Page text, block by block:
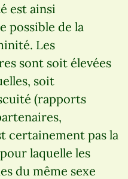
est ainsi
possible de la
Les
sont soit élevées
soit
(rapports
certainement pas la
laquelle les
du même sexe